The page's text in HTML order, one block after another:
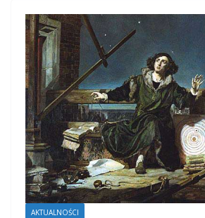
AKTUALNOŚCI